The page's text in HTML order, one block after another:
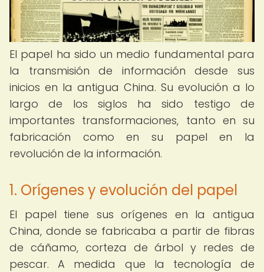
El papel ha sido un medio fundamental para
la transmisión de información desde sus
inicios en la antigua China. Su evolución a lo
largo de los siglos ha sido testigo de
importantes transformaciones, tanto en su
fabricación como en su papel en la
revolución de la información.
1. Orígenes y evolución del papel
El papel tiene sus orígenes en la antigua
China, donde se fabricaba a partir de fibras
de cáñamo, corteza de árbol y redes de
pescar. A medida que la tecnología de